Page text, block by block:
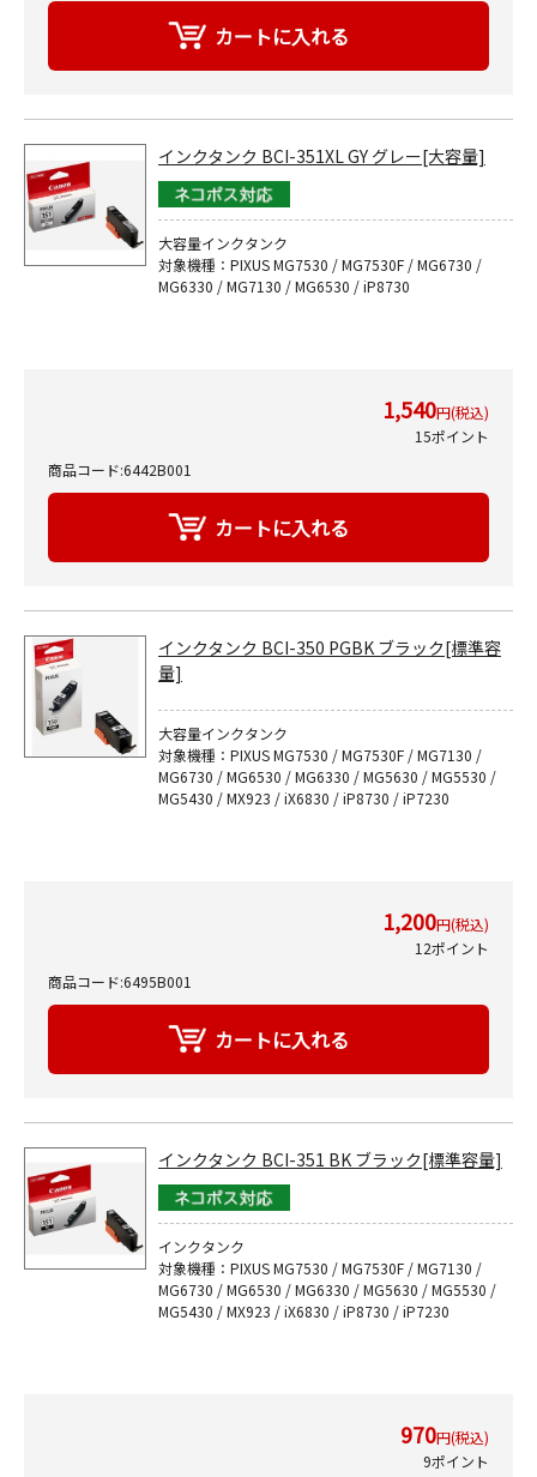
インクタンク BCI-351XL GY グレー[大容量]
大容量インクタンク
対象機種：PIXUS MG7530 / MG7530F / MG6730 /
MG6330 / MG7130 / MG6530 / iP8730
1,540円(税込)
15ポイント
商品コード:6442B001
インクタンク BCI-350 PGBK ブラック[標準容
量]
大容量インクタンク
対象機種：PIXUS MG7530 / MG7530F / MG7130 /
MG6730 / MG6530 / MG6330 / MG5630 / MG5530 /
MG5430 / MX923 / iX6830 / iP8730 / iP7230
1,200円(税込)
12ポイント
商品コード:6495B001
インクタンク BCI-351 BK ブラック[標準容量]
インクタンク
対象機種：PIXUS MG7530 / MG7530F / MG7130 /
MG6730 / MG6530 / MG6330 / MG5630 / MG5530 /
MG5430 / MX923 / iX6830 / iP8730 / iP7230
970円(税込)
9ポイント